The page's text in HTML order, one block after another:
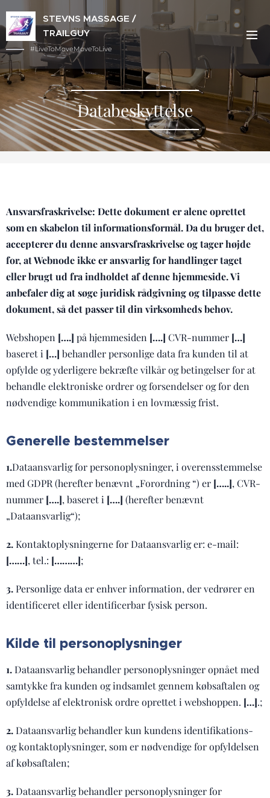
STEVNS MASSAGE /
TRAILGUY
#LiveToMoveMoveToLive
Databeskyttelse
Ansvarsfraskrivelse: Dette dokument er alene oprettet
som en skabelon til informationsformål. Da du bruger det,
accepterer du denne ansvarsfraskrivelse og tager højde
for, at Webnode ikke er ansvarlig for handlinger taget
eller brugt ud fra indholdet af denne hjemmeside. Vi
anbefaler dig at søge juridisk rådgivning og tilpasse dette
dokument, så det passer til din virksomheds behov.
Webshopen [….] på hjemmesiden [….] CVR-nummer […]
baseret i […] behandler personlige data fra kunden til at
opfylde og yderligere bekræfte vilkår og betingelser for at
behandle elektroniske ordrer og forsendelser og for den
nødvendige kommunikation i en lovmæssig frist.
Generelle bestemmelser
1.Dataansvarlig for personoplysninger, i overensstemmelse
med GDPR (herefter benævnt „Forordning “) er […..], CVR-
nummer [….], baseret i [….] (herefter benævnt
„Dataansvarlig“);
2.Kontaktoplysningerne for Dataansvarlig er: e-mail:
[……], tel.: [………];
3.Personlige data er enhver information, der vedrører en
identificeret eller identificerbar fysisk person.
Kilde til personoplysninger
1.Dataansvarlig behandler personoplysninger opnået med
samtykke fra kunden og indsamlet gennem købsaftalen og
opfyldelse af elektronisk ordre oprettet i webshoppen. […].;
2.Dataansvarlig behandler kun kundens identifikations-
og kontaktoplysninger, som er nødvendige for opfyldelsen
af købsaftalen;
3.Dataansvarlig behandler personoplysninger for